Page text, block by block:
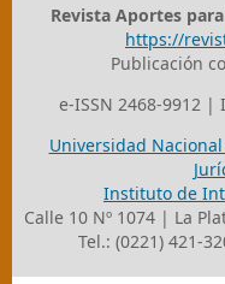
Revista Aportes
https://
Publicación
e-ISSN 2468-9912 |
Universidad Nacional
Instituto de
Calle 10 Nº 1074 | La
Tel.: (0221) 421-